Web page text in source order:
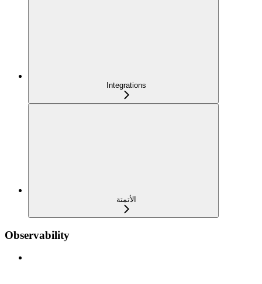
Integrations
الأتمتة
Observability